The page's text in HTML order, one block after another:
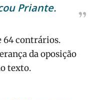
Priante.
64 contrários.
da oposição
texto.